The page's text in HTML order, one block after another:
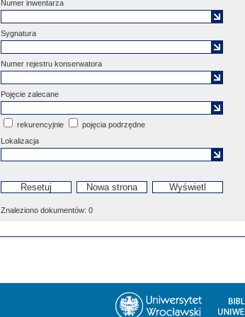
Numer inwentarza
Sygnatura
Numer rejestru konserwatora
Pojęcie zalecane
rekurencyjnie
pojęcia podrzędne
Lokalizacja
Znaleziono dokumentów: 0